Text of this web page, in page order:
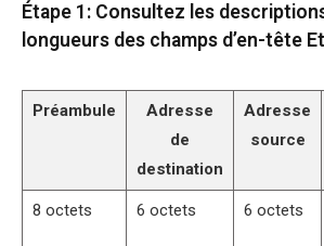
Étape 1: Consultez les
longueurs des champs d’en-tête
Préambule
Adresse
de
destination
Adresse
source
8 octets 6 octets 6 octets